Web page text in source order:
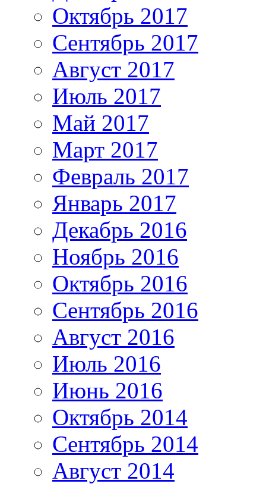
Октябрь 2017
Сентябрь 2017
Август 2017
Июль 2017
Май 2017
Март 2017
Февраль 2017
Январь 2017
Декабрь 2016
Ноябрь 2016
Октябрь 2016
Сентябрь 2016
Август 2016
Июль 2016
Июнь 2016
Октябрь 2014
Сентябрь 2014
Август 2014